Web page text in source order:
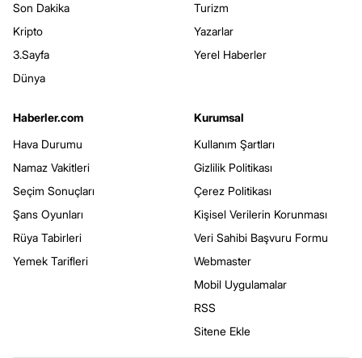
Son Dakika
Kripto
3.Sayfa
Dünya
Turizm
Yazarlar
Yerel Haberler
Haberler.com
Hava Durumu
Namaz Vakitleri
Seçim Sonuçları
Şans Oyunları
Rüya Tabirleri
Yemek Tarifleri
Kurumsal
Kullanım Şartları
Gizlilik Politikası
Çerez Politikası
Kişisel Verilerin Korunması
Veri Sahibi Başvuru Formu
Webmaster
Mobil Uygulamalar
RSS
Sitene Ekle